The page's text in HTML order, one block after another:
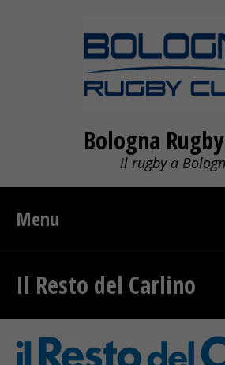
Bologna
il rugby a
Menu
Il Resto del Carlino